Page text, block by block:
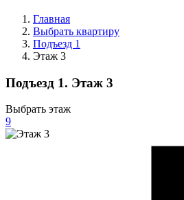
Главная
Выбрать квартиру
Подъезд 1
Этаж 3
Подъезд 1. Этаж 3
Выбрать этаж
9